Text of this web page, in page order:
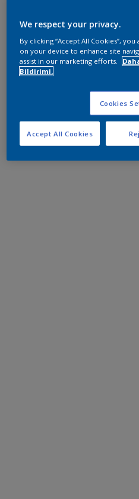
We respect your privacy.
By clicking “Accept All Cookies”,
on your device to enhance site
assist in our marketing efforts.
Bildirimi.
Cookies
Accept All Cookies